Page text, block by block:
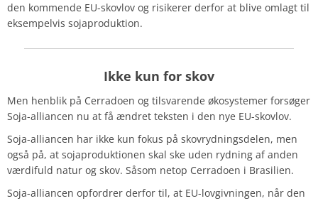
den kommende EU-skovlov og risikerer derfor at blive omlagt til
eksempelvis sojaproduktion.
Ikke kun for skov
Men henblik på Cerradoen og tilsvarende økosystemer forsøger
Soja-alliancen nu at få ændret teksten i den nye EU-skovlov.
Soja-alliancen har ikke kun fokus på skovrydningsdelen, men
også på, at sojaproduktionen skal ske uden rydning af anden
værdifuld natur og skov. Såsom netop Cerradoen i Brasilien.
Soja-alliancen opfordrer derfor til, at EU-lovgivningen, når den